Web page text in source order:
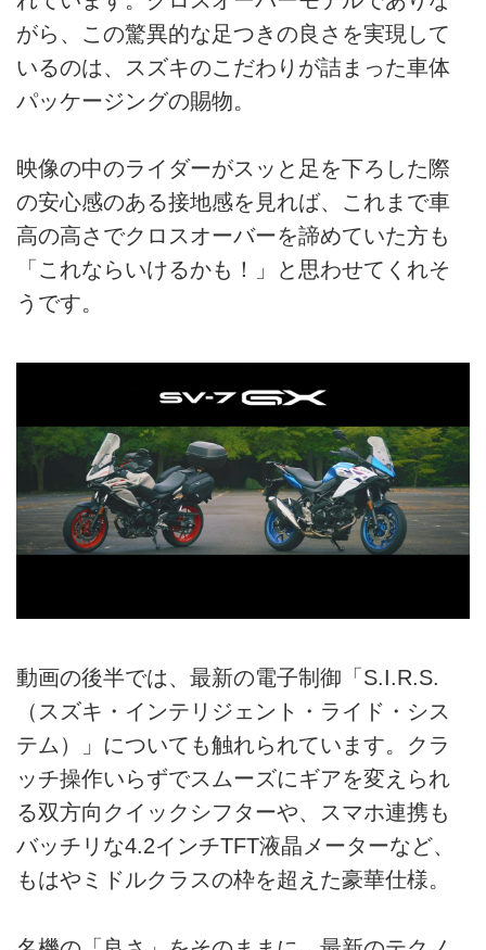
がら、この驚異的な足つきの良さを実現して
いるのは、スズキのこだわりが詰まった車体
パッケージングの賜物。
映像の中のライダーがスッと足を下ろした際
の安心感のある接地感を見れば、これまで車
高の高さでクロスオーバーを諦めていた方も
「これならいけるかも！」と思わせてくれそ
うです。
動画の後半では、最新の電子制御「S.I.R.S.
（スズキ・インテリジェント・ライド・シス
テム）」についても触れられています。クラ
ッチ操作いらずでスムーズにギアを変えられ
る双方向クイックシフターや、スマホ連携も
バッチリな4.2インチTFT液晶メーターなど、
もはやミドルクラスの枠を超えた豪華仕様。